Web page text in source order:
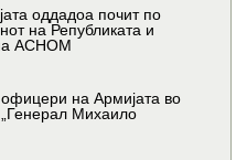
оддадоа почит по
на Републиката и
АСНОМ
на Армијата во
Михаило